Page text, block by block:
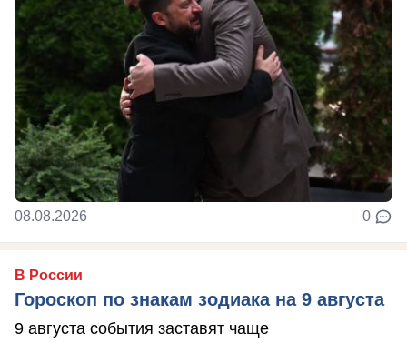
08.08.2026 0
В России
Гороскоп по знакам зодиака на 9 августа
9 августа события заставят чаще